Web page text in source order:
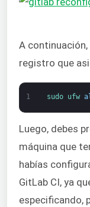
A
registro que
1 sudo ufw
Luego, debes
máquina que
habías
GitLab CI, ya
especificando,